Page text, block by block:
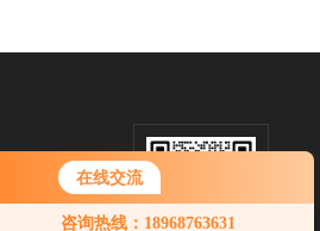
在线交流
咨询热线：18968763631
您好！欢迎前来咨询，很高兴为您